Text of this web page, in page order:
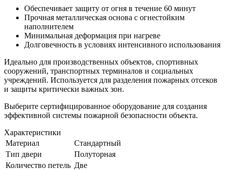
Обеспечивает защиту от огня в течение 60 минут
Прочная металлическая основа с огнестойким
наполнителем
Минимальная деформация при нагреве
Долговечность в условиях интенсивного использования
Идеально для производственных объектов, спортивных
сооружений, транспортных терминалов и социальных
учреждений. Используется для разделения пожарных отсеков
и защиты критически важных зон.
Выберите сертифицированное оборудование для создания
эффективной системы пожарной безопасности объекта.
Характеристики
Материал
Стандартный
Тип двери
Полуторная
Количество петель Две